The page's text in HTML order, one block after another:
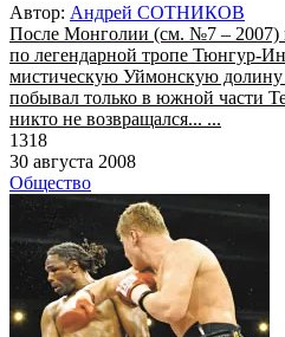
Автор: Андрей СОТНИКОВ
После Монголии (см. №7 – 2007)
по легендарной тропе Тюнгур-
мистическую Уймонскую
побывал только в южной части
никто не возвращался... ...
1318
30 августа 2008
Общество